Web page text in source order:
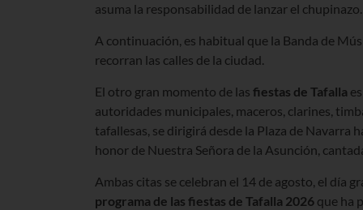
asuma la responsabilidad de lanzar el
A continuación, es habitual que la Banda de
recorran las calles de la ciudad.
El otro gran momento de las fiestas de Tafalla
autoridades municipales, maceros, clarines,
tafallesas, se dirigirá desde la Plaza de Navarra
honor de Nuestra Señora de la Asunción,
Ambas citas se celebran el 14 de agosto, el día
programa de las fiestas de Tafalla 2026 que ha